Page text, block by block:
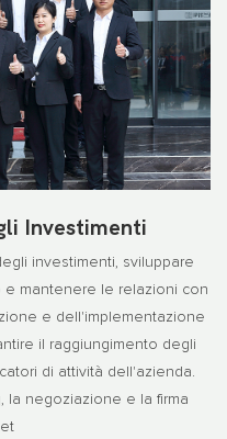
Investimenti
investimenti, sviluppare
e mantenere le relazioni con
e dell'implementazione
il raggiungimento degli
di attività dell'azienda.
la negoziazione e la firma